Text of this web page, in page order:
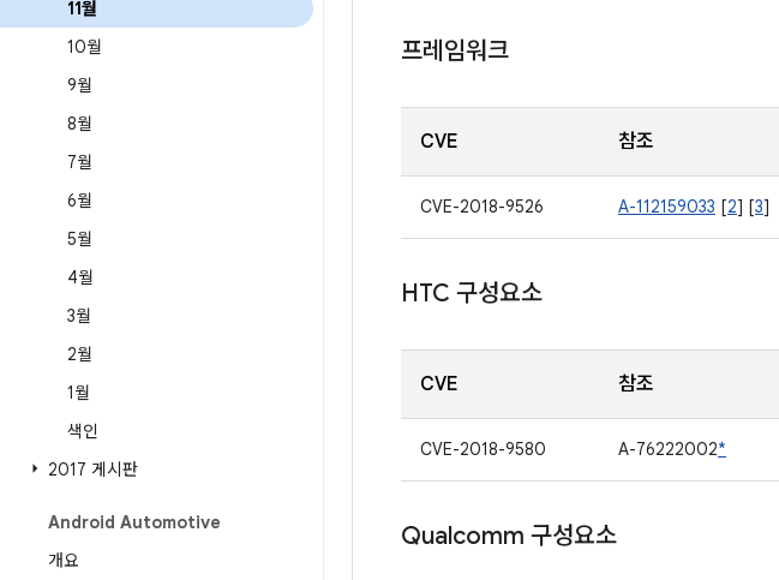
11월
10월
9월
8월
7월
6월
5월
4월
3월
2월
1월
색인
2017 게시판
Android Automotive
개요
프레임워크
CVE 참조
CVE-2018-9526 A-112159033 [2] [3]
HTC 구성요소
CVE 참조
CVE-2018-9580 A-76222002*
Qualcomm 구성요소